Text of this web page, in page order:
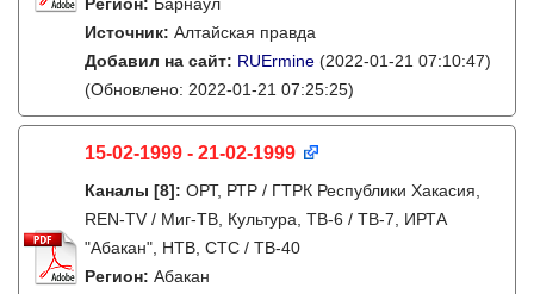
Источник: Алтайская правда
Добавил на сайт: RUErmine (2022-01-21 07:10:47)
(Обновлено: 2022-01-21 07:25:25)
15-02-1999 - 21-02-1999
Каналы [8]: ОРТ, РТР / ГТРК Республики Хакасия,
REN-TV / Миг-ТВ, Культура, ТВ-6 / ТВ-7, ИРТА
"Абакан", НТВ, СТС / ТВ-40
Регион: Абакан